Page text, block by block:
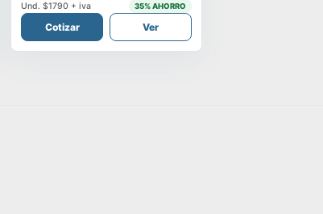
Und.$1790 + iva 35% AHORRO
Cotizar Ver